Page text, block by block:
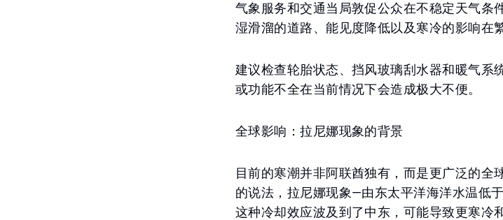
气象服务和交通当局敦促公众在不稳定天气条
湿滑溜的道路、能见度降低以及寒冷的影响在
建议检查轮胎状态、挡风玻璃刮水器和暖气系
或功能不全在当前情况下会造成极大不便。
全球影响：拉尼娜现象的背景
目前的寒潮并非阿联酋独有，而是更广泛的全
的说法，拉尼娜现象—由东太平洋海洋水温低
这种冷却效应波及到了中东，可能导致更寒冷